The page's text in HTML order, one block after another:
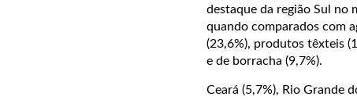
destaque da região Sul no
quando comparados com
(23,6%), produtos têxteis
e de borracha (9,7%).
Ceará (5,7%), Rio Grande